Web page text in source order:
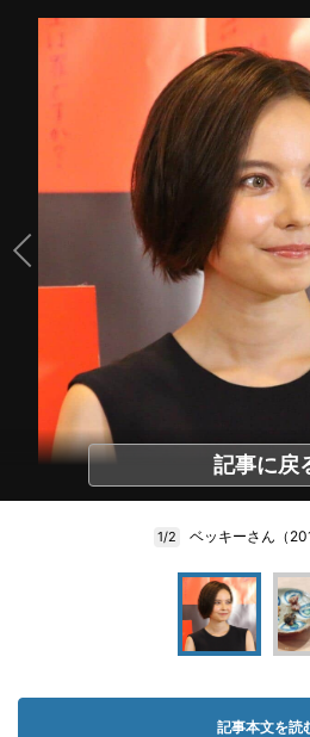
記事に戻
1/2 ベッキーさん（
記事本文を読